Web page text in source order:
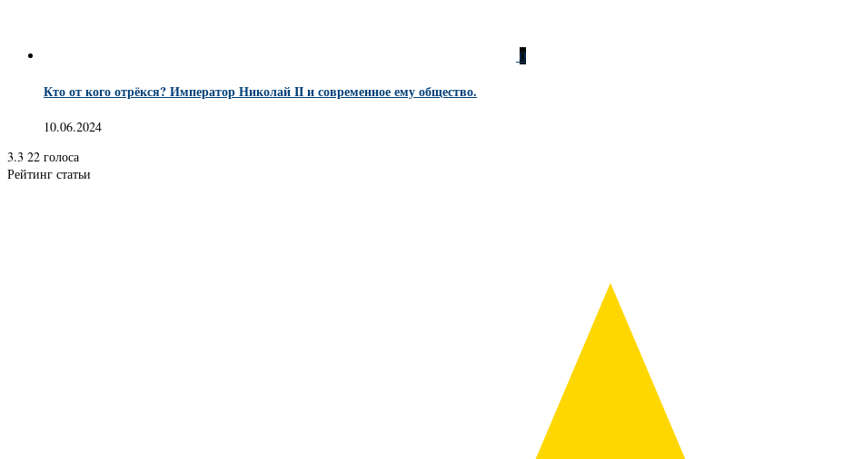
0
Кто от кого отрёкся? Император Николай II и современное ему общество.
10.06.2024
3.3 22 голоса
Рейтинг статьи